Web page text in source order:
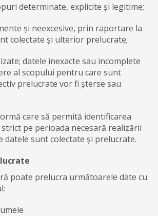
determinate, explicite și legitime;
și neexcesive, prin raportare la
colectate și ulterior prelucrate;
datele inexacte sau incomplete
al scopului pentru care sunt
prelucrate vor fi șterse sau
care să permită identificarea
pe perioada necesară realizării
datele sunt colectate și prelucrate.
poate prelucra următoarele date cu